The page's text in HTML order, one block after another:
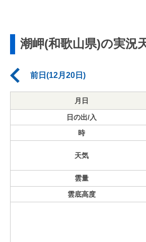
潮岬(和歌山県)の実況
前日(12月20日)
月日
日の出/入
時
天気
雲量
雲底高度